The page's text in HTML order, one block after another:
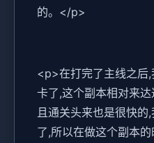
的。</p>
<p>在打完了主线之后
卡了,这个副本相对来
且通关头来也是很快的
了,所以在做这个副本